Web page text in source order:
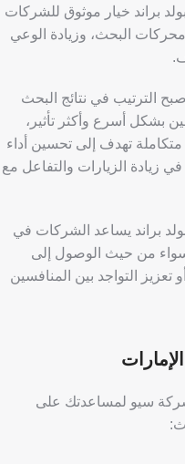
براند خيار موثوق للشركات
البحث، وزيادة الوعي
الترتيب في نتائج البحث
بشكل أسرع وأكثر تأثير،
متكاملة تهدف إلى تحسين أداء
زيادة الزيارات والتفاعل مع
براند يساعد الشركات في
سواء من حيث الوصول إلى
التواجد بين المنافسين
شركة سيو لمساعدتك على